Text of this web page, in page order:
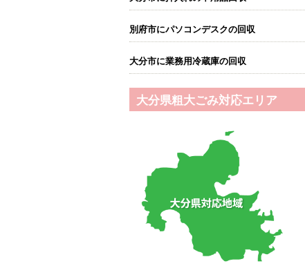
別府市にパソコンデスクの回収
大分市に業務用冷蔵庫の回収
大分県粗大ごみ対応エリア